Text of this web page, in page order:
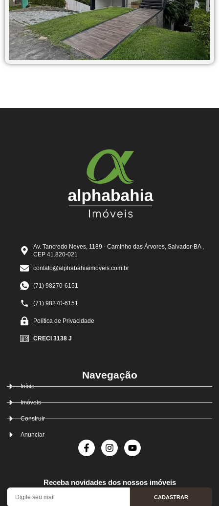
Av. Tancredo Neves, 1189 - Caminho das Árvores, Salvador-BA ,
CEP 41.820-021
contato@alphabahiaimoveis.com.br
(71) 98270-6151
(71) 98270-6151
Política de Privacidade
CRECI 3138 J
Navegação
Início
Imóveis
Construir
Anunciar
Receba novidades dos nossos imóveis
CADASTRAR